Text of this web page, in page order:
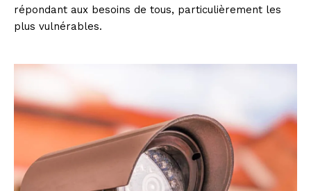
répondant aux besoins de tous, particulièrement les
plus vulnérables.